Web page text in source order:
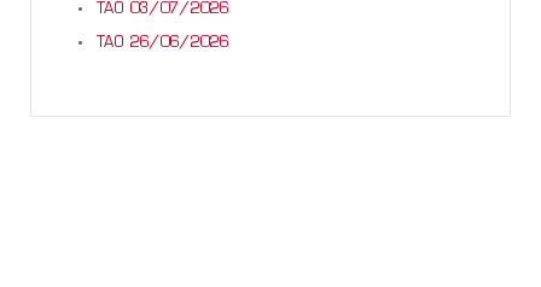
TAO 03/07/2026
TAO 26/06/2026